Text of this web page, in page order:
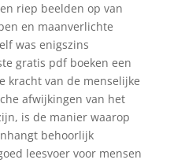
riep beelden op van
en maanverlichte
was enigszins
gratis pdf boeken een
kracht van de menselijke
afwijkingen van het
is de manier waarop
behoorlijk
leesvoer voor mensen